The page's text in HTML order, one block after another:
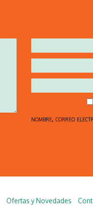
nombre, correo
Ofertas y Novedades